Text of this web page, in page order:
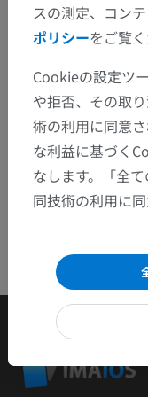
アプリを入手
スの測定、コン
ポリシーをご覧く
Cookieの設定ツ
や拒否、その取
術の利用に同意
な利益に基づく
なします。「全
同技術の利用に同